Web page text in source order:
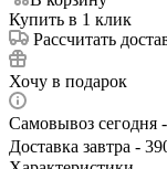
Купить в 1 клик
Рассчитать
Хочу в подарок
Самовывоз сегодня
Доставка завтра -